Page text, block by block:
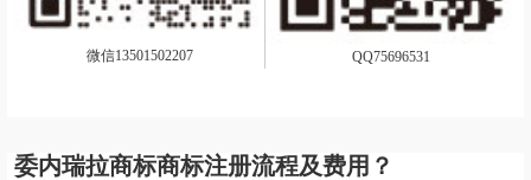
微信13501502207 QQ75696531
委内瑞拉商标商标注册流程及费用？